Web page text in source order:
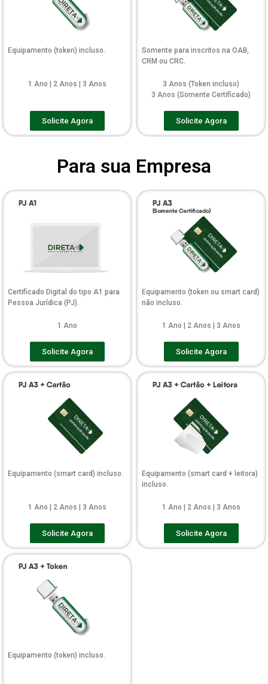
Equipamento (token) incluso.
1 Ano | 2 Anos | 3 Anos
Solicite Agora
Somente para inscritos na OAB,
CRM ou CRC.
3 Anos (Token incluso)
3 Anos (Somente Certificado)
Solicite Agora
Para sua Empresa
Certificado Digital do tipo A1 para
Pessoa Jurídica (PJ).
1 Ano
Solicite Agora
Equipamento (token ou smart card)
não incluso.
1 Ano | 2 Anos | 3 Anos
Solicite Agora
Equipamento (smart card) incluso.
1 Ano | 2 Anos | 3 Anos
Solicite Agora
Equipamento (smart card + leitora)
incluso.
1 Ano | 2 Anos | 3 Anos
Solicite Agora
Equipamento (token) incluso.